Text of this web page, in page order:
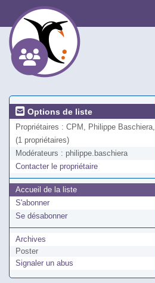
Options de liste
Propriétaires : CPM, Philippe Baschiera,
(1 propriétaires)
Modérateurs : philippe.baschiera
Contacter le propriétaire
Accueil de la liste
S'abonner
Se désabonner
Archives
Poster
Signaler un abus